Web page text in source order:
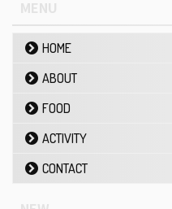
HOME
ABOUT
FOOD
ACTIVITY
CONTACT